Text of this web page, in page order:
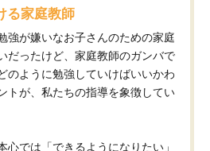
る家庭教師
強が嫌いなお子さんのための家庭
だったけど、家庭教師のガンバで
のように勉強していけばいいかわ
トが、私たちの指導を象徴してい
心では「できるようになりたい」